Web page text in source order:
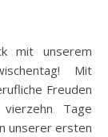
Mit
Freuden
Tage
unserer ersten